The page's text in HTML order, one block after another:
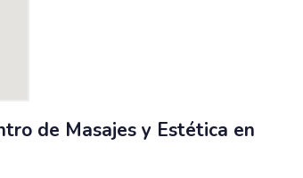
de Masajes y Estética en